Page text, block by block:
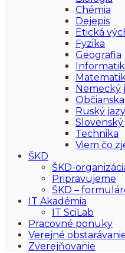
Chémia
Dejepis
Etická
Fyzika
Geografia
Nemecký
Ruský
Technika
Viem čo
ŠKD
ŠKD-
Pripravujeme
ŠKD –
IT Akadémia
IT SciLab
Pracovné ponuky
Verejné
Zverejňovanie